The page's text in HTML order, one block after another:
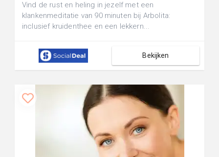
Vind de rust en heling in jezelf met een
klankenmeditatie van 90 minuten bij Arbolita:
inclusief kruidenthee en een lekkern...
Bekijken